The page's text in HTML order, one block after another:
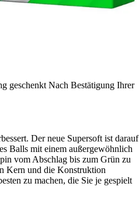
geschenkt Nach Bestätigung Ihrer
Der neue Supersoft ist darauf
Balls mit einem außergewöhnlich
vom Abschlag bis zum Grün zu
Kern und die Konstruktion
zu machen, die Sie je gespielt